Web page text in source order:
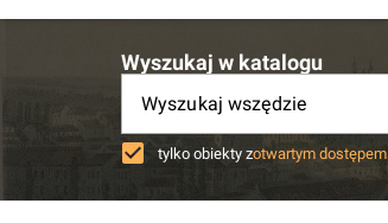
Wyszukaj w katalogu
Wyszukaj wszędzie
tylko obiekty zotwartym dostępem